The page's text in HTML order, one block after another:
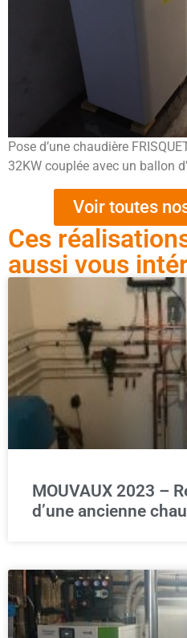
Pose d’une chaudière
32KW couplée avec un ballon
Voir toutes
Ces
aussi vous
MOUVAUX 2023 –
d’une ancienne